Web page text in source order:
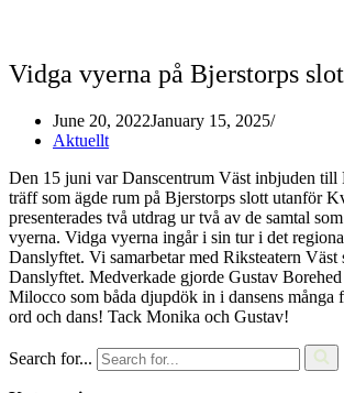
Vidga vyerna på Bjerstorps
June 20, 2022January 15, 2025
Aktuellt
Den 15 juni var Danscentrum Väst inbjuden till
träff som ägde rum på Bjerstorps slott utanför
presenterades två utdrag ur två av de samtal
vyerna. Vidga vyerna ingår i sin tur i det
Danslyftet. Vi samarbetar med Riksteatern Väst
Danslyftet. Medverkade gjorde Gustav
Milocco som båda djupdök in i dansens många
ord och dans! Tack Monika och Gustav!
Search for...